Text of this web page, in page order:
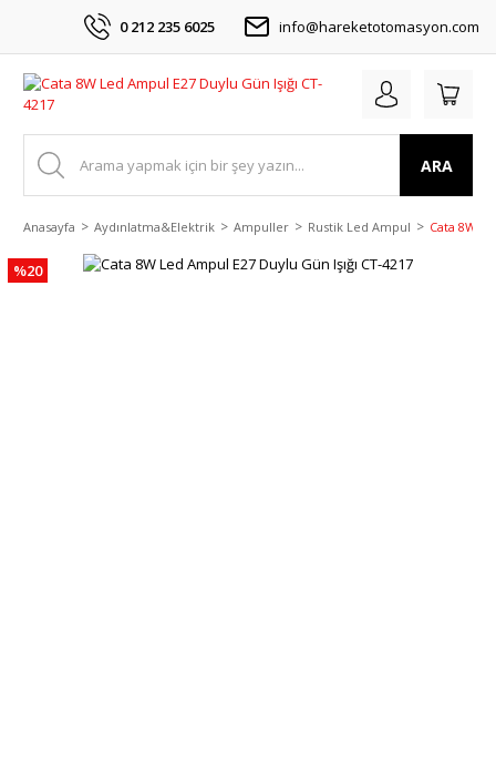
0 212 235 6025 info@hareketotomasyon.com
ARA
Anasayfa Aydınlatma&Elektrik Ampuller Rustik Led Ampul Cata 8W
%20